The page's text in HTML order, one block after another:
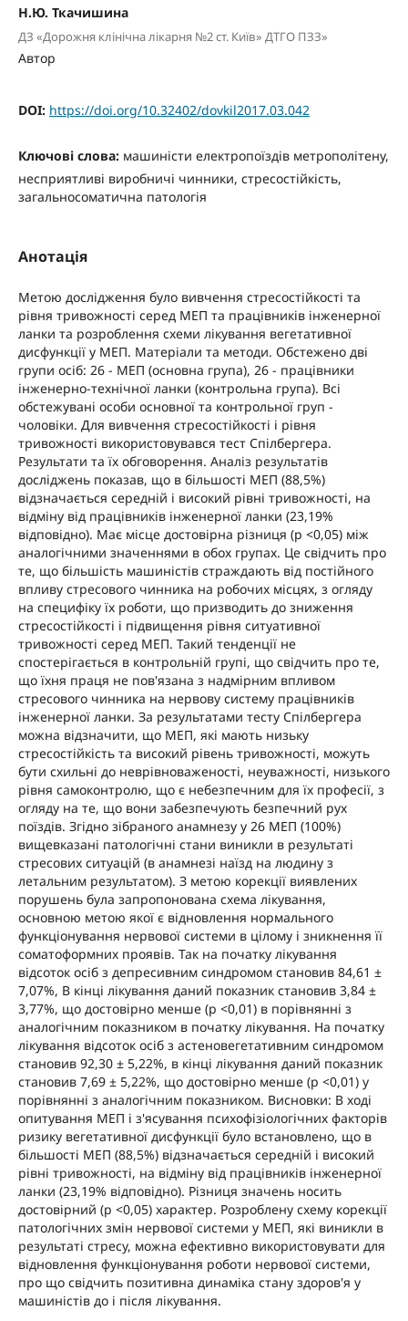
Н.Ю. Ткачишина
ДЗ «Дорожня клінічна лікарня №2 ст. Київ» ДТГО ПЗЗ»
Автор
DOI: https://doi.org/10.32402/dovkil2017.03.042
Ключові слова: машиністи електропоїздів метрополітену,
несприятливі виробничі чинники, стресостійкість,
загальносоматична патологія
Анотація
Метою дослідження було вивчення стресостійкості та
рівня тривожності серед МЕП та працівників інженерної
ланки та розроблення схеми лікування вегетативної
дисфункції у МЕП. Матеріали та методи. Обстежено дві
групи осіб: 26 - МЕП (основна група), 26 - працівники
інженерно-технічної ланки (контрольна група). Всі
обстежувані особи основної та контрольної груп -
чоловіки. Для вивчення стресостійкості і рівня
тривожності використовувався тест Спілбергера.
Результати та їх обговорення. Аналіз результатів
досліджень показав, що в більшості МЕП (88,5%)
відзначається середній і високий рівні тривожності, на
відміну від працівників інженерної ланки (23,19%
відповідно). Має місце достовірна різниця (p <0,05) між
аналогічними значеннями в обох групах. Це свідчить про
те, що більшість машиністів страждають від постійного
впливу стресового чинника на робочих місцях, з огляду
на специфіку їх роботи, що призводить до зниження
стресостійкості і підвищення рівня ситуативної
тривожності серед МЕП. Такий тенденції не
спостерігається в контрольній групі, що свідчить про те,
що їхня праця не пов'язана з надмірним впливом
стресового чинника на нервову систему працівників
інженерної ланки. За результатами тесту Спілбергера
можна відзначити, що МЕП, які мають низьку
стресостійкість та високий рівень тривожності, можуть
бути схильні до неврівноваженості, неуважності, низького
рівня самоконтролю, що є небезпечним для їх професії, з
огляду на те, що вони забезпечують безпечний рух
поїздів. Згідно зібраного анамнезу у 26 МЕП (100%)
вищевказані патологічні стани виникли в результаті
стресових ситуацій (в анамнезі наїзд на людину з
летальним результатом). З метою корекції виявлених
порушень була запропонована схема лікування,
основною метою якої є відновлення нормального
функціонування нервової системи в цілому і зникнення її
соматоформних проявів. Так на початку лікування
відсоток осіб з депресивним синдромом становив 84,61 ±
7,07%, В кінці лікування даний показник становив 3,84 ±
3,77%, що достовірно менше (p <0,01) в порівнянні з
аналогічним показником в початку лікування. На початку
лікування відсоток осіб з астеновегетативним синдромом
становив 92,30 ± 5,22%, в кінці лікування даний показник
становив 7,69 ± 5,22%, що достовірно менше (p <0,01) у
порівнянні з аналогічним показником. Висновки: В ході
опитування МЕП і з'ясування психофізіологічних факторів
ризику вегетативної дисфункції було встановлено, що в
більшості МЕП (88,5%) відзначається середній і високий
рівні тривожності, на відміну від працівників інженерної
ланки (23,19% відповідно). Різниця значень носить
достовірний (p <0,05) характер. Розроблену схему корекції
патологічних змін нервової системи у МЕП, які виникли в
результаті стресу, можна ефективно використовувати для
відновлення функціонування роботи нервової системи,
про що свідчить позитивна динаміка стану здоров'я у
машиністів до і після лікування.